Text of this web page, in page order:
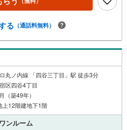
る （通話料無料）
丸ノ内線 「四谷三丁目」駅 徒歩3分
区四谷4丁目
（築49年）
上12階建地下1階
ンルーム